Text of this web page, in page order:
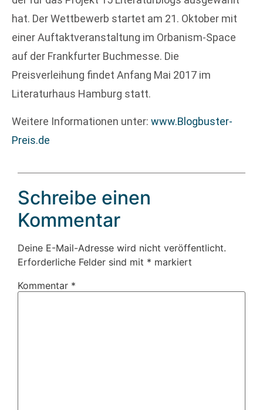
hat. Der Wettbewerb startet am 21. Oktober mit
einer Auftaktveranstaltung im Orbanism-Space
auf der Frankfurter Buchmesse. Die
Preisverleihung findet Anfang Mai 2017 im
Literaturhaus Hamburg statt.
Weitere Informationen unter: www.Blogbuster-
Preis.de
Schreibe einen
Kommentar
Deine E-Mail-Adresse wird nicht veröffentlicht.
Erforderliche Felder sind mit * markiert
Kommentar *